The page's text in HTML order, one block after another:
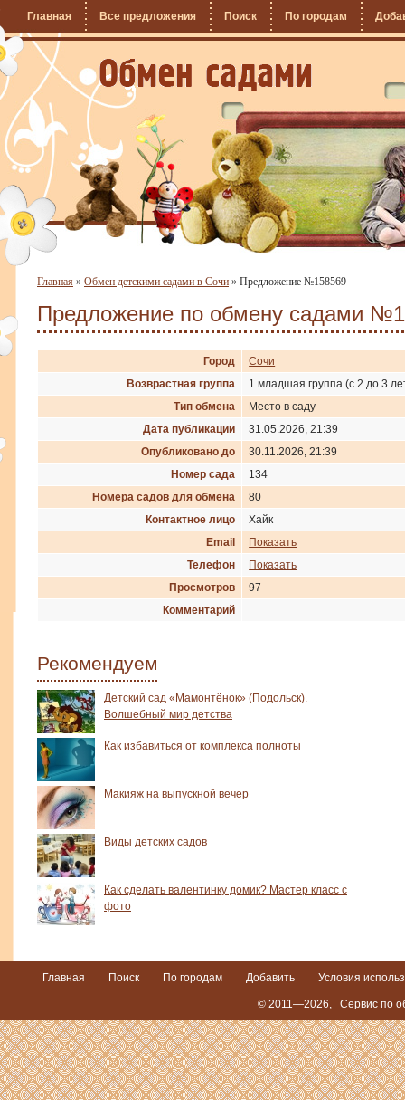
Главная Все предложения Поиск По городам
Главная » Обмен детскими садами в Сочи » Предложение №158569
Предложение по обмену садами
Город
Сочи
Возврастная группа
1 младшая группа (с 2 до 3
Тип обмена
Место в саду
Дата публикации
31.05.2026, 21:39
Опубликовано до
30.11.2026, 21:39
Номер сада
134
Номера садов для обмена
80
Контактное лицо
Хайк
Email
Показать
Телефон
Показать
Просмотров
97
Комментарий
Рекомендуем
Детский сад «Мамонтёнок» (Подольск).
Волшебный мир детства
Как избавиться от комплекса полноты
Макияж на выпускной вечер
Виды детских садов
Как сделать валентинку домик? Мастер класс с
фото
Главная Поиск По городам Добавить Условия
© 2011—2026, Сервис по